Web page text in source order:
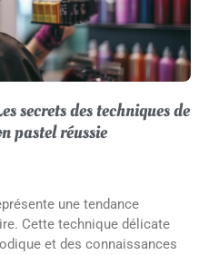
secrets des techniques de
pastel réussie
une tendance
Cette technique délicate
et des connaissances